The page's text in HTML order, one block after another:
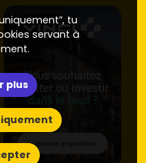
tu
servant à
plus